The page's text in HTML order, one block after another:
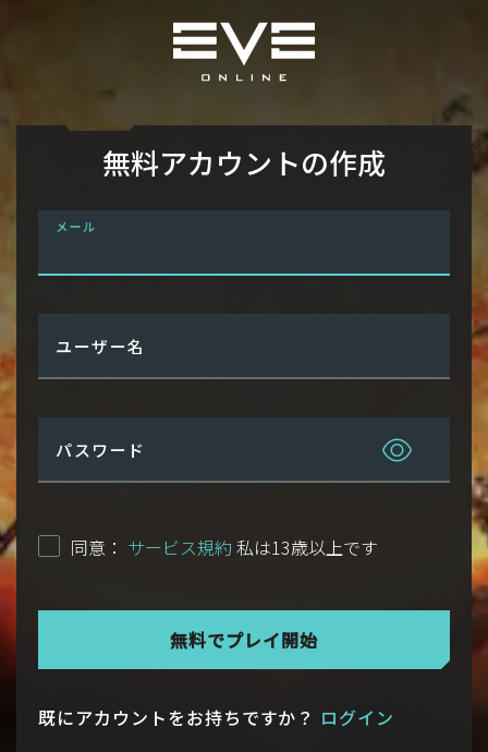
無料アカウントの作成
メール
ユーザー名
パスワード
同意： サービス規約 私は13歳以上です
無料でプレイ開始
既にアカウントをお持ちですか？ ログイン